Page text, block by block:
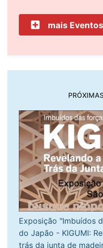
mais Eventos
Exposição "Imbuídos
do Japão - KIGUMI:
trás da junta de